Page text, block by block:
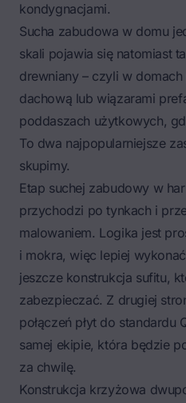
kondygnacjami.
Sucha zabudowa w domu
skali pojawia się natomiast
drewniany – czyli w
dachową lub wiązarami
poddaszach użytkowych,
To dwa najpopularniejsze
skupimy.
Etap suchej zabudowy w
przychodzi po tynkach i
malowaniem. Logika jest
i mokra, więc lepiej
jeszcze konstrukcja sufitu,
zabezpieczać. Z drugiej
połączeń płyt do
samej ekipie, która będzie
za chwilę.
Konstrukcja krzyżowa